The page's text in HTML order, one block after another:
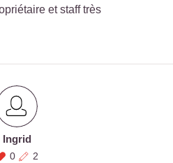
et staff très
Ingrid
0 2